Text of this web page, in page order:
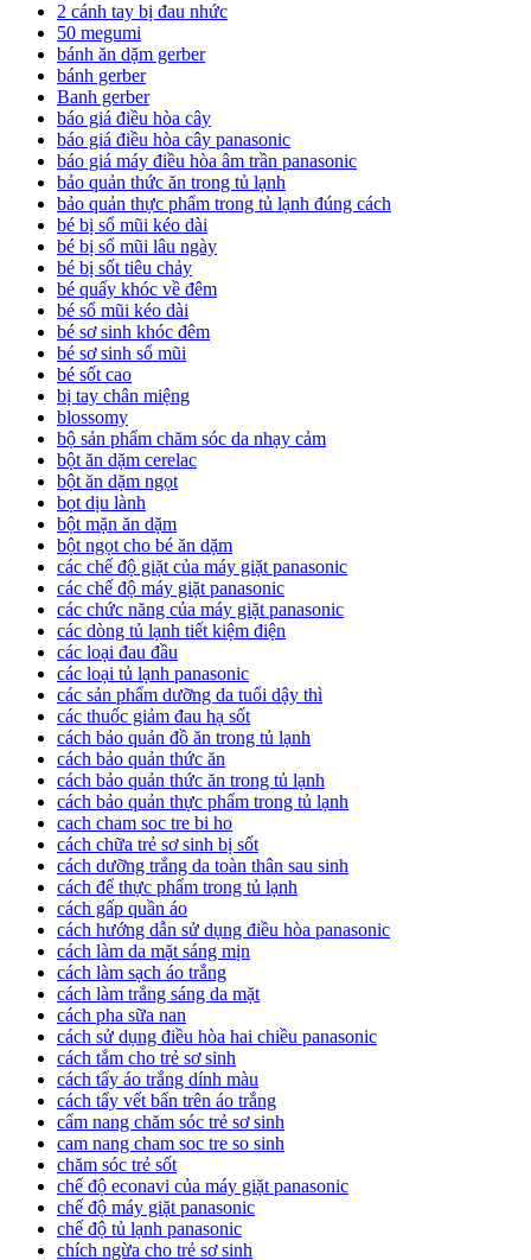
2 cánh tay bị đau nhức
50 megumi
bánh ăn dặm gerber
bánh gerber
Banh gerber
báo giá điều hòa cây
báo giá điều hòa cây panasonic
báo giá máy điều hòa âm trần panasonic
bảo quản thức ăn trong tủ lạnh
bảo quản thực phẩm trong tủ lạnh đúng cách
bé bị sổ mũi kéo dài
bé bị sổ mũi lâu ngày
bé bị sốt tiêu chảy
bé quấy khóc về đêm
bé sổ mũi kéo dài
bé sơ sinh khóc đêm
bé sơ sinh sổ mũi
bé sốt cao
bị tay chân miệng
blossomy
bộ sản phẩm chăm sóc da nhạy cảm
bột ăn dặm cerelac
bột ăn dặm ngọt
bọt dịu lành
bột mặn ăn dặm
bột ngọt cho bé ăn dặm
các chế độ giặt của máy giặt panasonic
các chế độ máy giặt panasonic
các chức năng của máy giặt panasonic
các dòng tủ lạnh tiết kiệm điện
các loại đau đầu
các loại tủ lạnh panasonic
các sản phẩm dưỡng da tuổi dậy thì
các thuốc giảm đau hạ sốt
cách bảo quản đồ ăn trong tủ lạnh
cách bảo quản thức ăn
cách bảo quản thức ăn trong tủ lạnh
cách bảo quản thực phẩm trong tủ lạnh
cach cham soc tre bi ho
cách chữa trẻ sơ sinh bị sốt
cách dưỡng trắng da toàn thân sau sinh
cách để thực phẩm trong tủ lạnh
cách gấp quần áo
cách hướng dẫn sử dụng điều hòa panasonic
cách làm da mặt sáng mịn
cách làm sạch áo trắng
cách làm trắng sáng da mặt
cách pha sữa nan
cách sử dụng điều hòa hai chiều panasonic
cách tắm cho trẻ sơ sinh
cách tẩy áo trắng dính màu
cách tẩy vết bẩn trên áo trắng
cẩm nang chăm sóc trẻ sơ sinh
cam nang cham soc tre so sinh
chăm sóc trẻ sốt
chế độ econavi của máy giặt panasonic
chế độ máy giặt panasonic
chế độ tủ lạnh panasonic
chích ngừa cho trẻ sơ sinh